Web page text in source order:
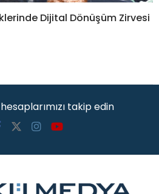
Dijital Dönüşüm Zirvesi
takip edin